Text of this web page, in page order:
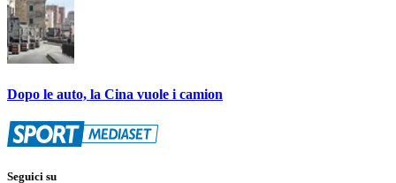
Dopo le auto, la Cina vuole i camion
Seguici su